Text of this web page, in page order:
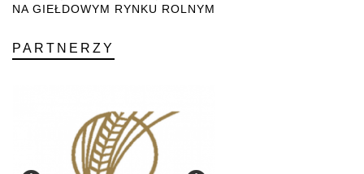
NA GIEŁDOWYM RYNKU ROLNYM
PARTNERZY